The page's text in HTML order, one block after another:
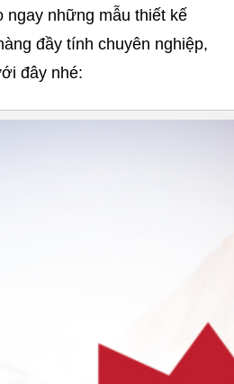
ngay những mẫu thiết kế
đầy tính chuyên nghiệp,
đây nhé: